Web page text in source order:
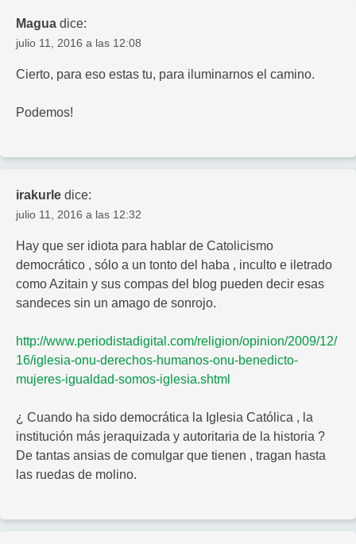
Magua dice:
julio 11, 2016 a las 12:08
Cierto, para eso estas tu, para iluminarnos el camino.
Podemos!
irakurle dice:
julio 11, 2016 a las 12:32
Hay que ser idiota para hablar de Catolicismo
democrático , sólo a un tonto del haba , inculto e iletrado
como Azitain y sus compas del blog pueden decir esas
sandeces sin un amago de sonrojo.
http://www.periodistadigital.com/religion/opinion/2009/12/
16/iglesia-onu-derechos-humanos-onu-benedicto-
mujeres-igualdad-somos-iglesia.shtml
¿ Cuando ha sido democrática la Iglesia Católica , la
institución más jeraquizada y autoritaria de la historia ?
De tantas ansias de comulgar que tienen , tragan hasta
las ruedas de molino.